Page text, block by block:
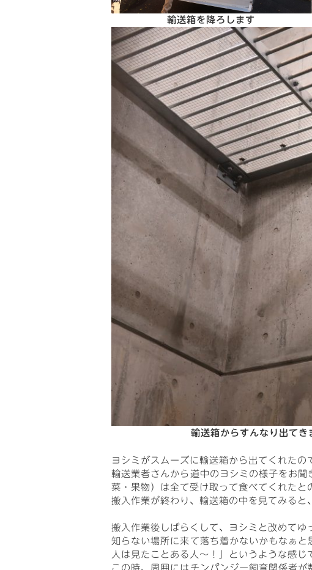
輸送箱を降ろします
輸送箱からすんなり出てき
ヨシミがスムーズに輸送箱から出てくれた
輸送業者さんから道中のヨシミの様子をお
菜・果物）は全て受け取って食べてくれたと
搬入作業が終わり、輸送箱の中を見てみると
搬入作業後しばらくして、ヨシミと改めて
知らない場所に来て落ち着かないかもなぁ
人は見たことある人～！」というような感
この時、周囲にはチンパンジー飼育関係者